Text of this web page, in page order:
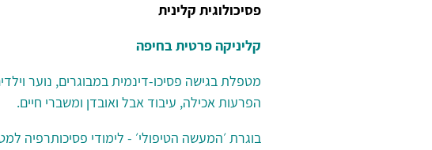
פסיכולוגית קלינית
קליניקה פרטית בחיפה
מטפלת בגישה פסיכו-דינמית במבוגרים, נוער
הפרעות אכילה, עיבוד אבל ואובדן ומשברי חיים.
בוגרת ׳המעשה הטיפולי׳ - לימודי פסיכותרפיה